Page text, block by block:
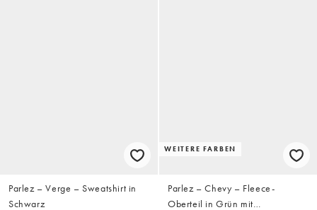
Parlez – Verge – Sweatshirt in
Schwarz
WEITERE FARBEN
Parlez – Chevy – Fleece-
Oberteil in Grün mit